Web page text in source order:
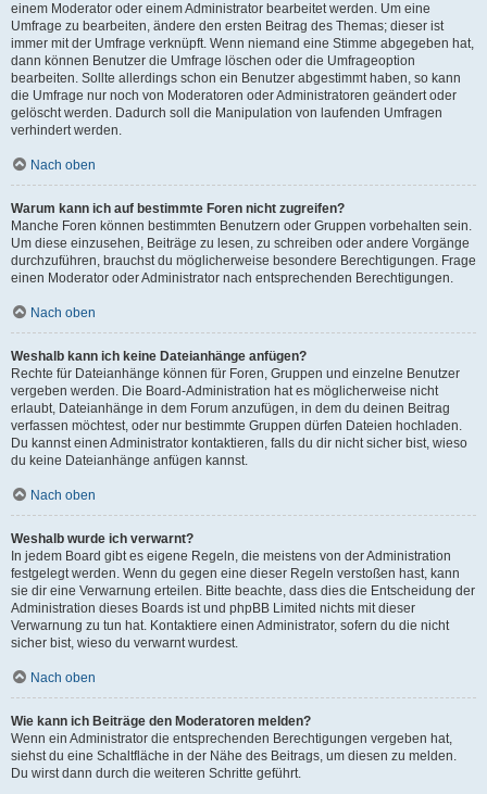
einem Moderator oder einem Administrator bearbeitet werden. Um eine
Umfrage zu bearbeiten, ändere den ersten Beitrag des Themas; dieser ist
immer mit der Umfrage verknüpft. Wenn niemand eine Stimme abgegeben hat,
dann können Benutzer die Umfrage löschen oder die Umfrageoption
bearbeiten. Sollte allerdings schon ein Benutzer abgestimmt haben, so kann
die Umfrage nur noch von Moderatoren oder Administratoren geändert oder
gelöscht werden. Dadurch soll die Manipulation von laufenden Umfragen
verhindert werden.
Nach oben
Warum kann ich auf bestimmte Foren nicht zugreifen?
Manche Foren können bestimmten Benutzern oder Gruppen vorbehalten sein.
Um diese einzusehen, Beiträge zu lesen, zu schreiben oder andere Vorgänge
durchzuführen, brauchst du möglicherweise besondere Berechtigungen. Frage
einen Moderator oder Administrator nach entsprechenden Berechtigungen.
Nach oben
Weshalb kann ich keine Dateianhänge anfügen?
Rechte für Dateianhänge können für Foren, Gruppen und einzelne Benutzer
vergeben werden. Die Board-Administration hat es möglicherweise nicht
erlaubt, Dateianhänge in dem Forum anzufügen, in dem du deinen Beitrag
verfassen möchtest, oder nur bestimmte Gruppen dürfen Dateien hochladen.
Du kannst einen Administrator kontaktieren, falls du dir nicht sicher bist, wieso
du keine Dateianhänge anfügen kannst.
Nach oben
Weshalb wurde ich verwarnt?
In jedem Board gibt es eigene Regeln, die meistens von der Administration
festgelegt werden. Wenn du gegen eine dieser Regeln verstoßen hast, kann
sie dir eine Verwarnung erteilen. Bitte beachte, dass dies die Entscheidung der
Administration dieses Boards ist und phpBB Limited nichts mit dieser
Verwarnung zu tun hat. Kontaktiere einen Administrator, sofern du die nicht
sicher bist, wieso du verwarnt wurdest.
Nach oben
Wie kann ich Beiträge den Moderatoren melden?
Wenn ein Administrator die entsprechenden Berechtigungen vergeben hat,
siehst du eine Schaltfläche in der Nähe des Beitrags, um diesen zu melden.
Du wirst dann durch die weiteren Schritte geführt.